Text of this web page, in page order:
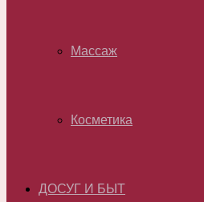
Массаж
Косметика
ДОСУГ И БЫТ